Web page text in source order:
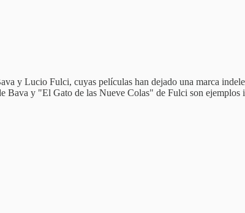
y Lucio Fulci, cuyas películas han dejado una marca
Bava y "El Gato de las Nueve Colas" de Fulci son